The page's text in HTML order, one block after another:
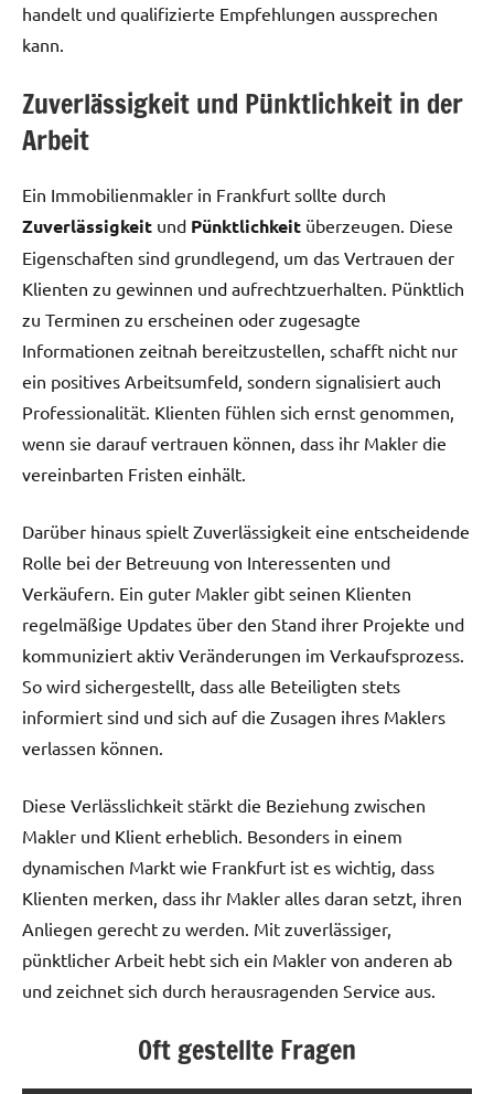
handelt und qualifizierte Empfehlungen aussprechen
kann.
Zuverlässigkeit und Pünktlichkeit in der
Arbeit
Ein Immobilienmakler in Frankfurt sollte durch
Zuverlässigkeit und Pünktlichkeit überzeugen. Diese
Eigenschaften sind grundlegend, um das Vertrauen der
Klienten zu gewinnen und aufrechtzuerhalten. Pünktlich
zu Terminen zu erscheinen oder zugesagte
Informationen zeitnah bereitzustellen, schafft nicht nur
ein positives Arbeitsumfeld, sondern signalisiert auch
Professionalität. Klienten fühlen sich ernst genommen,
wenn sie darauf vertrauen können, dass ihr Makler die
vereinbarten Fristen einhält.
Darüber hinaus spielt Zuverlässigkeit eine entscheidende
Rolle bei der Betreuung von Interessenten und
Verkäufern. Ein guter Makler gibt seinen Klienten
regelmäßige Updates über den Stand ihrer Projekte und
kommuniziert aktiv Veränderungen im Verkaufsprozess.
So wird sichergestellt, dass alle Beteiligten stets
informiert sind und sich auf die Zusagen ihres Maklers
verlassen können.
Diese Verlässlichkeit stärkt die Beziehung zwischen
Makler und Klient erheblich. Besonders in einem
dynamischen Markt wie Frankfurt ist es wichtig, dass
Klienten merken, dass ihr Makler alles daran setzt, ihren
Anliegen gerecht zu werden. Mit zuverlässiger,
pünktlicher Arbeit hebt sich ein Makler von anderen ab
und zeichnet sich durch herausragenden Service aus.
Oft gestellte Fragen